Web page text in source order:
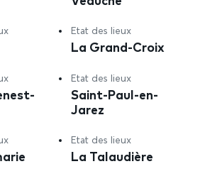
Etat des lieux
La Grand-Croix
Etat des lieux
Saint-Paul-en-
Jarez
Etat des lieux
La Talaudière